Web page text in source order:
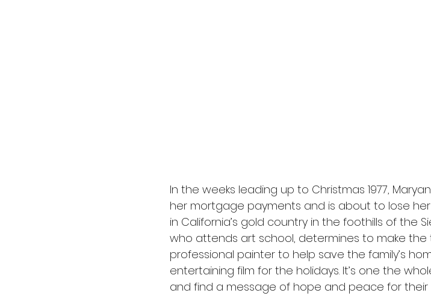
In the weeks leading up to Christmas 1977,
her mortgage payments and is about to lose her
in California’s gold country in the foothills of the
who attends art school, determines to make
professional painter to help save the family’s
entertaining film for the holidays. It’s one the
and find a message of hope and peace for their